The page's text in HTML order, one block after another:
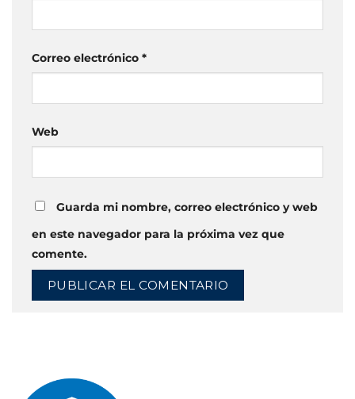
Correo electrónico *
Web
Guarda mi nombre, correo electrónico y web
en este navegador para la próxima vez que
comente.